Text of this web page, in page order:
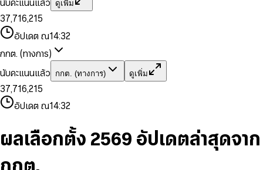
ดูเพิ่ม
2
3
4
5
6
8
9
6
7
8
9
,
6
7
8
9
0
1
2
3
4
5
6
7
8
9
5
6
7
8
9
,
1
2
4
5
7
8
9
0
1
3
4
6
7
8
9
4
5
7
8
อัปเดต ณ14:32
กกต. (ทางการ)
นับคะแนนแล้ว
กกต. (ทางการ) ดูเพิ่ม
0
1
2
3
4
5
7
8
0
1
2
4
5
6
7
8
9
,
0
1
2
4
6
7
8
9
0
1
2
3
5
6
8
0
1
3
5
6
7
8
,
1
2
4
6
7
9
0
1
3
5
6
8
0
2
3
4
5
7
9
อัปเดต ณ14:32
ผลเลือกตั้ง 2569 อัปเดตล่าสุดจาก